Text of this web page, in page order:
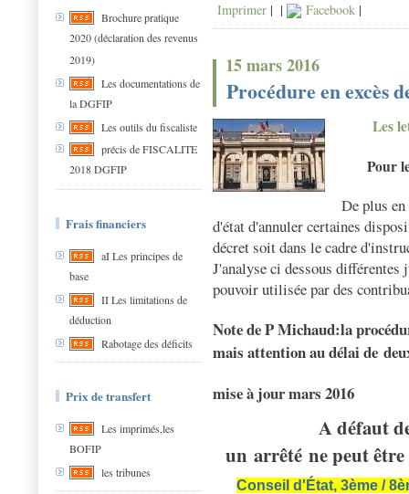
Brochure pratique
2020 (déclaration des revenus
2019)
Les documentations de
la DGFIP
Les outils du fiscaliste
précis de FISCALITE
2018 DGFIP
Frais financiers
aI Les principes de
base
II Les limitations de
déduction
Rabotage des déficits
Prix de transfert
Les imprimés,les
BOFIP
les tribunes
Imprimer | | Facebook |
15 mars 2016
Procédure en excès
Les
Pour
De plus
d'état d'annuler certaines
décret soit dans le cadre
J'analyse ci dessous différentes
pouvoir utilisée par des
Note de P Michaud:la
mais attention au délai de
mise à jour mars 2016
A défaut
un arrêté ne peut
Conseil d'État, 3ème /